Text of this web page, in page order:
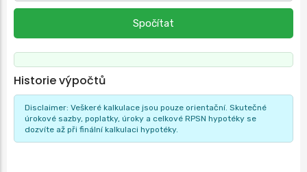
Spočítat
Historie výpočtů
Disclaimer: Veškeré kalkulace jsou pouze orientační. Skutečné
úrokové sazby, poplatky, úroky a celkové RPSN hypotéky se
dozvíte až při finální kalkulaci hypotéky.